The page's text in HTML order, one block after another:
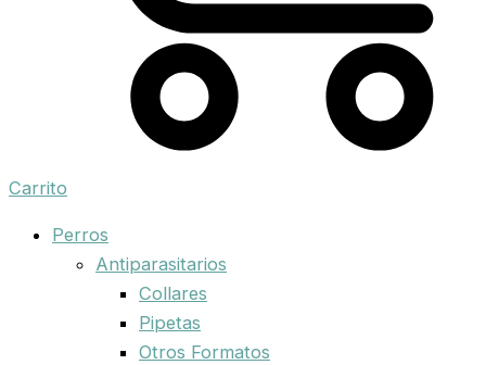
Carrito
Perros
Antiparasitarios
Collares
Pipetas
Otros Formatos